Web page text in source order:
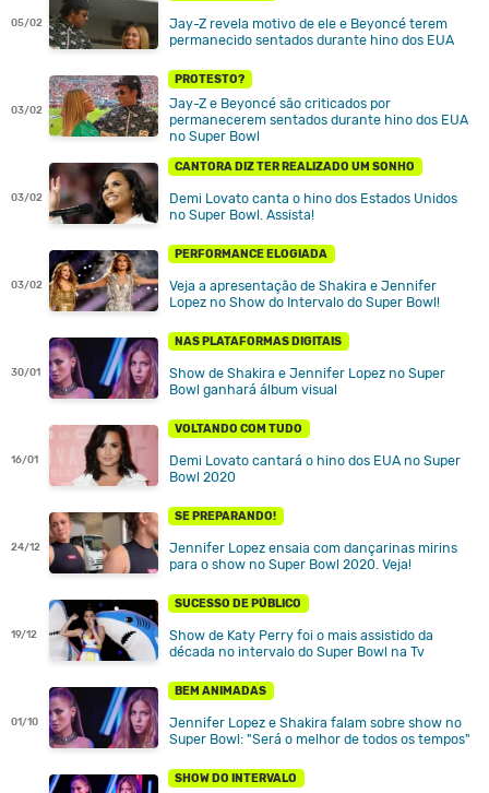
05/02
Jay-Z revela motivo de ele e Beyoncé terem
permanecido sentados durante hino dos EUA
03/02
PROTESTO?
Jay-Z e Beyoncé são criticados por
permanecerem sentados durante hino dos EUA
no Super Bowl
03/02
CANTORA DIZ TER REALIZADO UM SONHO
Demi Lovato canta o hino dos Estados Unidos
no Super Bowl. Assista!
03/02
PERFORMANCE ELOGIADA
Veja a apresentação de Shakira e Jennifer
Lopez no Show do Intervalo do Super Bowl!
30/01
NAS PLATAFORMAS DIGITAIS
Show de Shakira e Jennifer Lopez no Super
Bowl ganhará álbum visual
16/01
VOLTANDO COM TUDO
Demi Lovato cantará o hino dos EUA no Super
Bowl 2020
24/12
SE PREPARANDO!
Jennifer Lopez ensaia com dançarinas mirins
para o show no Super Bowl 2020. Veja!
19/12
SUCESSO DE PÚBLICO
Show de Katy Perry foi o mais assistido da
década no intervalo do Super Bowl na Tv
01/10
BEM ANIMADAS
Jennifer Lopez e Shakira falam sobre show no
Super Bowl: "Será o melhor de todos os tempos"
SHOW DO INTERVALO